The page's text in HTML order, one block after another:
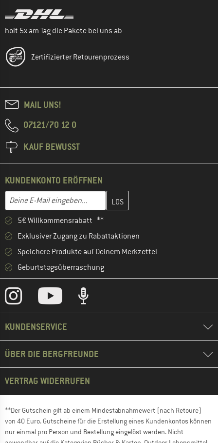
holt 5x am Tag die Pakete bei uns ab
Zertifizierter Retourenprozess
MAIL UNS!
07121/70 12 0
KAUF BEWUSST
KUNDENKONTO ERÖFFNEN
E-Mail-Adresse
Gib hier deine E-Mail-Adresse ein und erstelle im nächsten
5€ Willkommensrabatt **
Exklusiver Zugang zu Rabattaktionen
Speichere Produkte auf Deinem Merkzettel
Geburtstagsüberraschung
KUNDENSERVICE
ÜBER DIE BERGFREUNDE
VERTRAG WIDERRUFEN
**Der Gutschein gilt ab einem Mindestabnahmewert (nach Retoure)
von 40 Euro. Gutscheine für die Erstellung eines Kundenkontos können
nur einmal pro Person und Bestellung eingelöst werden. Nicht